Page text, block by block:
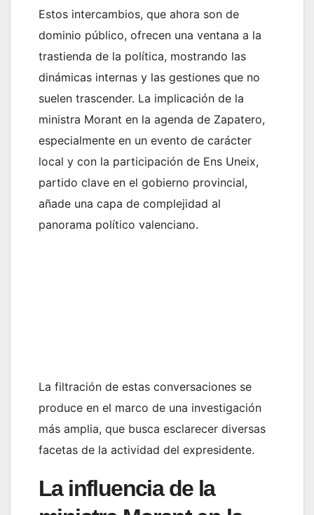
Estos intercambios, que ahora son de
dominio público, ofrecen una ventana a la
trastienda de la política, mostrando las
dinámicas internas y las gestiones que no
suelen trascender. La implicación de la
ministra Morant en la agenda de Zapatero,
especialmente en un evento de carácter
local y con la participación de Ens Uneix,
partido clave en el gobierno provincial,
añade una capa de complejidad al
panorama político valenciano.
La filtración de estas conversaciones se
produce en el marco de una investigación
más amplia, que busca esclarecer diversas
facetas de la actividad del expresidente.
La influencia de la